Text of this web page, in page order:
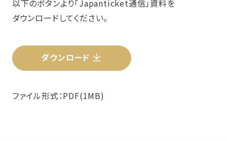
以下のボタンより「Japanticket通信」資料を
ダウンロードしてください。
ダウンロード
ファイル形式：PDF(1MB)